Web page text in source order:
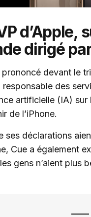
d’Apple,
dirigé
prononcé devant le
des
artificielle (IA)
de l’iPhone.
ses déclarations
Cue a également
gens n’aient plus